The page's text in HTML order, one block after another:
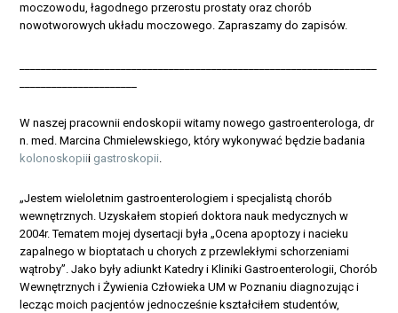
moczowodu, łagodnego przerostu prostaty oraz chorób
nowotworowych układu moczowego. Zapraszamy do zapisów.
W naszej pracownii endoskopii witamy nowego gastroenterologa, dr
n. med. Marcina Chmielewskiego, który wykonywać będzie badania
kolonoskopiii gastroskopii.
„Jestem wieloletnim gastroenterologiem i specjalistą chorób
wewnętrznych. Uzyskałem stopień doktora nauk medycznych w
2004r. Tematem mojej dysertacji była „Ocena apoptozy i nacieku
zapalnego w bioptatach u chorych z przewlekłymi schorzeniami
wątroby”. Jako były adiunkt Katedry i Kliniki Gastroenterologii, Chorób
Wewnętrznych i Żywienia Człowieka UM w Poznaniu diagnozując i
lecząc moich pacjentów jednocześnie kształciłem studentów,